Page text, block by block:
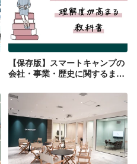
【保存版】スマートキャンプの
会社・事業・歴史に関するまと
『.▲.tent.』